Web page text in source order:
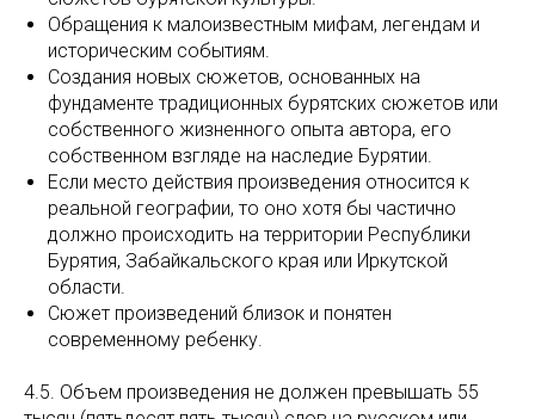
Обращения к малоизвестным мифам, легендам и
историческим событиям.
Создания новых сюжетов, основанных на
фундаменте традиционных бурятских сюжетов или
собственного жизненного опыта автора, его
собственном взгляде на наследие Бурятии.
Если место действия произведения относится к
реальной географии, то оно хотя бы частично
должно происходить на территории Республики
Бурятия, Забайкальского края или Иркутской
области.
Сюжет произведений близок и понятен
современному ребенку.
4.5. Объем произведения не должен превышать 55